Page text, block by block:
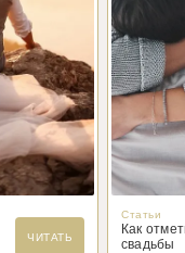
ЧИТАТЬ
Статьи
Как
свадьбы